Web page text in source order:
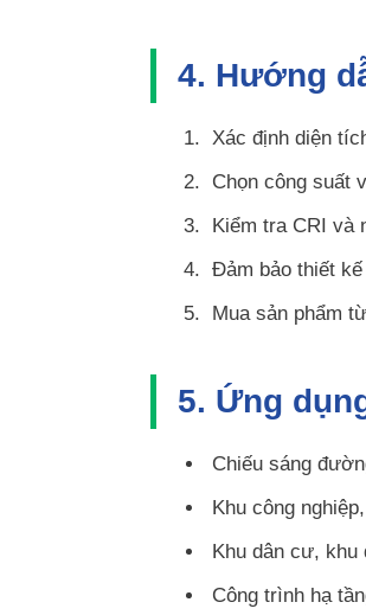
4. Hướng
Xác định diện
Chọn công suất
Kiểm tra CRI và
Đảm bảo thiết
Mua sản phẩm
5. Ứng
Chiếu sáng
Khu công
Khu dân cư, khu
Công trình hạ